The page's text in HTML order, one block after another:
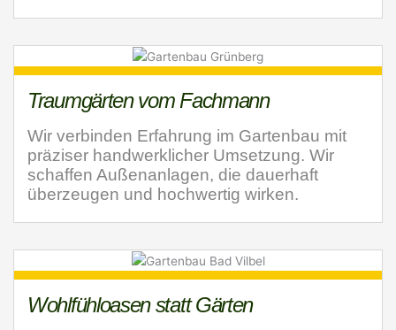
Traumgärten vom Fachmann
Wir verbinden Erfahrung im Gartenbau mit
präziser handwerklicher Umsetzung. Wir
schaffen Außenanlagen, die dauerhaft
überzeugen und hochwertig wirken.
Wohlfühloasen statt Gärten